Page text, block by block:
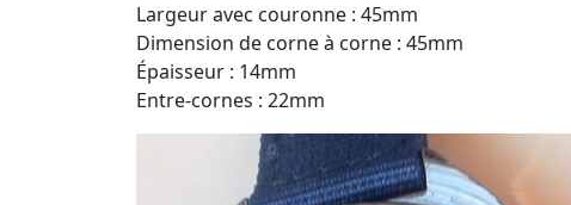
Largeur avec couronne : 45mm
Dimension de corne à corne : 45mm
Épaisseur : 14mm
Entre-cornes : 22mm